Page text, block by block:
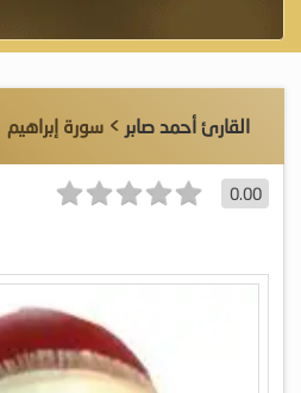
القارئ أحمد صابر > سورة إبراهيم
0.00